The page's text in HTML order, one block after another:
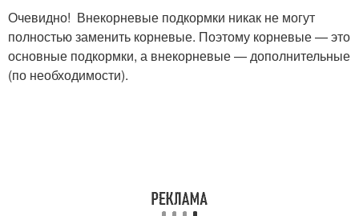
Очевидно! Внекорневые подкормки никак не могут
полностью заменить корневые. Поэтому корневые — это
основные подкормки, а внекорневые — дополнительные
(по необходимости).